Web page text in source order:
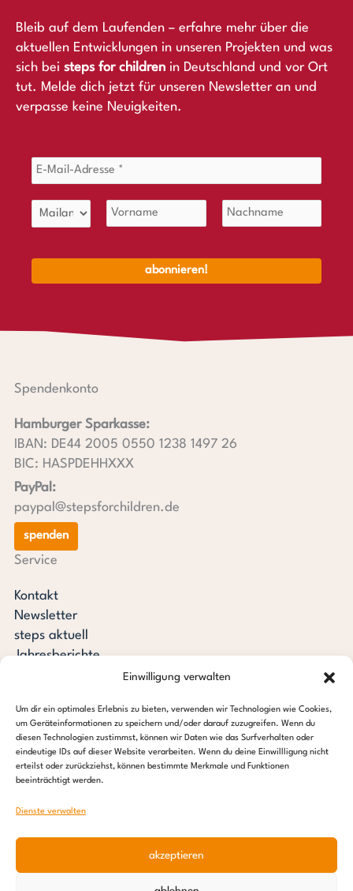
Einwilligung verwalten
Um dir ein optimales Erlebnis zu bieten, verwenden wir Technologien wie Cookies,
um Geräteinformationen zu speichern und/oder darauf zuzugreifen. Wenn du
diesen Technologien zustimmst, können wir Daten wie das Surfverhalten oder
eindeutige IDs auf dieser Website verarbeiten. Wenn du deine Einwillligung nicht
erteilst oder zurückziehst, können bestimmte Merkmale und Funktionen
beeinträchtigt werden.
Dienste verwalten
akzeptieren
Bleib auf dem Laufenden – erfahre mehr über die
aktuellen Entwicklungen in unseren Projekten und was
sich bei steps for children in Deutschland und vor Ort
tut. Melde dich jetzt für unseren Newsletter an und
verpasse keine Neuigkeiten.
Spendenkonto
Hamburger Sparkasse:
IBAN: DE44 2005 0550 1238 1497 26
BIC: HASPDEHHXXX
PayPal:
paypal@stepsforchildren.de
spenden
Service
Kontakt
Newsletter
steps aktuell
Jahresberichte
Pressespiegel
Stiftung steps for children
c/o Regus Altona
22765 Hamburg
Tel: +49 (0) 40 389 027 – 88
E-Mail: info@stepsforchildren.de
Pinterest